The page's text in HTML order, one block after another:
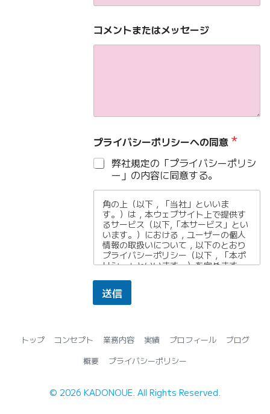
コメントまたはメッセージ
プライバシーポリシーへの同意 *
弊社規定の「プライバシーポリシ
ー」の内容に同意する。
角の上（以下，「当社」といいま
す。）は，本ウェブサイト上で提供す
るサービス（以下,「本サービス」とい
います。）における，ユーザーの個人
情報の取扱いについて，以下のとおり
プライバシーポリシー（以下，「本ポ
リシー」といいます。）を定めます。
第1条（個人情報）
「個人情報」とは，個人情報保護法に
いう「個人情報」を指すものとし，生
所，電話番号，連絡先その他の記述等
により特定の個人を識別できる情報及
び容貌，指紋，声紋にかかるデータ，
及び健康保険証の保険者番号などの当
る情報（個人識別情報）を指します。
送信
トップ コンセプト 業務内容 実績 プロフィール
ブログ
概要
プライバシーポリシー
© 2026 KADONOUE. All Rights Reserved.